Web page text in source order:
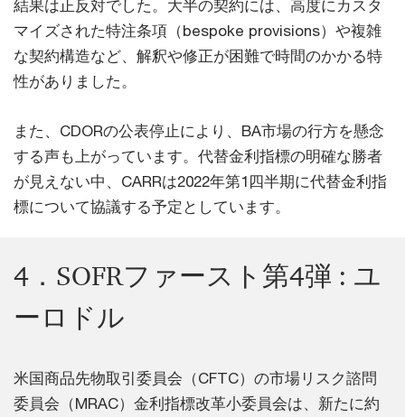
結果は正反対でした。大半の契約には、高度にカスタ
マイズされた特注条項（bespoke provisions）や複雑
な契約構造など、解釈や修正が困難で時間のかかる特
性がありました。
また、CDORの公表停止により、BA市場の行方を懸念
する声も上がっています。代替金利指標の明確な勝者
が見えない中、CARRは2022年第1四半期に代替金利指
標について協議する予定としています。
4．SOFRファースト第4弾 : ユ
ーロドル
米国商品先物取引委員会（CFTC）の市場リスク諮問
委員会（MRAC）金利指標改革小委員会は、新たに約